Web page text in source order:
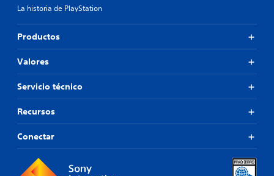
La historia de PlayStation
Productos
Valores
Servicio técnico
Recursos
Conectar